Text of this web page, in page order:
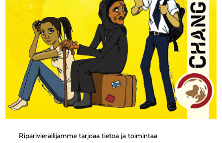
Riparivierailijamme tarjoaa tietoa ja toimintaa